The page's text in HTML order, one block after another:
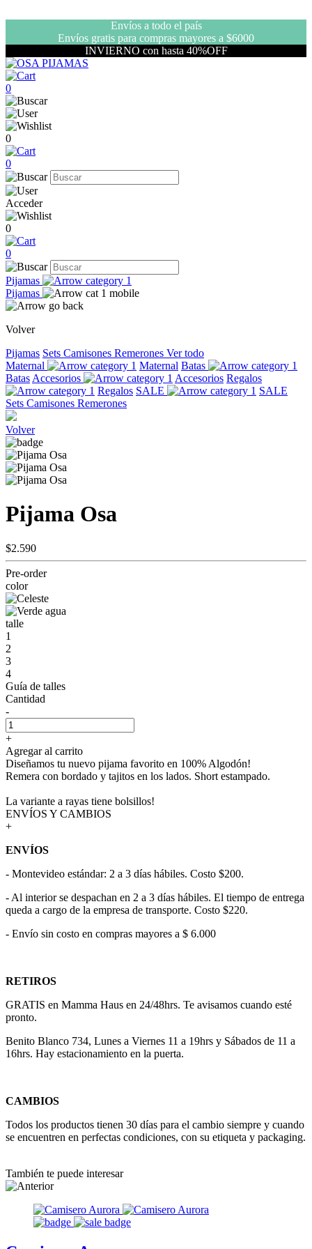
Envíos a todo el país
Envíos gratis para compras mayores a $6000
INVIERNO con hasta 40%OFF
0
0
0
Acceder
0
0
Pijamas
Pijamas
Volver
Pijamas Sets Camisones Remerones Ver todo
Maternal
Maternal Batas
Batas Accesorios Accesorios Regalos
Regalos SALE
SALE
Sets Camisones Remerones
Volver
Pijama Osa
$2.590
Pre-order
color
talle
1
2
3
4
Guía de talles
Cantidad
-
+
Agregar al carrito
Diseñamos tu nuevo pijama favorito en 100% Algodón!
Remera con bordado y tajitos en los lados. Short estampado.
La variante a rayas tiene bolsillos!
ENVÍOS Y CAMBIOS
+
ENVÍOS
- Montevideo estándar: 2 a 3 días hábiles. Costo $200.
- Al interior se despachan en 2 a 3 días hábiles. El tiempo de entrega
queda a cargo de la empresa de transporte. Costo $220.
- Envío sin costo en compras mayores a $ 6.000
RETIROS
GRATIS en Mamma Haus en 24/48hrs. Te avisamos cuando esté
pronto.
Benito Blanco 734, Lunes a Viernes 11 a 19hrs y Sábados de 11 a
16hrs. Hay estacionamiento en la puerta.
CAMBIOS
Todos los productos tienen 30 días para el cambio siempre y cuando
se encuentren en perfectas condiciones, con su etiqueta y packaging.
También te puede interesar